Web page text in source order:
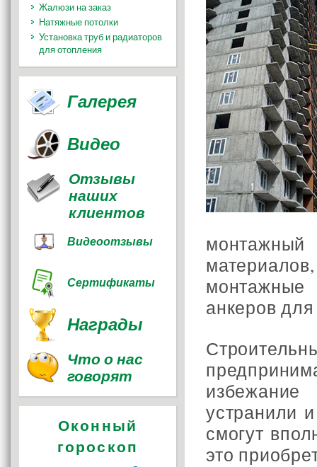
анкеров
устранили
смогут
это
Жалюзи на заказ
Натяжные потолки
Установка труб и радиаторов
для отопления
Галерея
Видео
Отзывы
наших
клиентов
Видеоотзывы
Сертификаты
Награды
Что о нас
говорят
Оконный
гороскоп